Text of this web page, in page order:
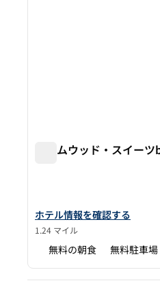
ホームウッド・スイー
ホームウッド・スイーツby
ホテル情報を確認する
1.24 マイル
無料の朝食 無料駐車場